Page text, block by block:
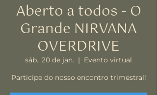
Aberto a todos - O
Grande NIRVANA
OVERDRIVE
sáb., 20 de jan.
  |
Evento virtual
Participe do nosso encontro trimestral!